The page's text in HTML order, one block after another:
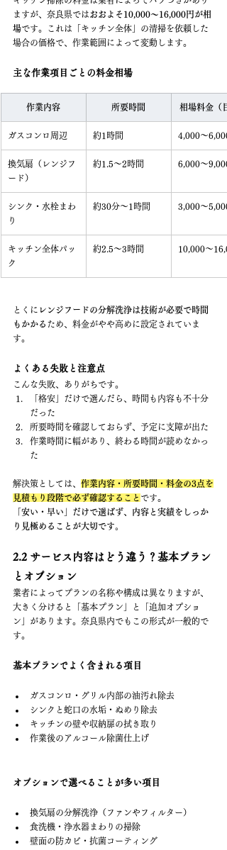
ますが、奈良県では おおよそ10,000〜16,000円が相
場です。これは「キッチン全体」の清掃を依頼した
場合の価格で、作業範囲によって変動します。
主な作業項目ごとの料金相場
作業内容 所要時間 相場料金（
ガスコンロ周辺 約1時間 4,000〜
換気扇（レンジフ
ード）
約1.5〜2時間 6,000〜
シンク・水栓まわ
り
約30分〜1時間 3,000〜
キッチン全体パッ
ク
約2.5〜3時間 10,000〜
とくに レンジフードの分解洗浄は技術が必要で時間
もかかる ため、料金がやや高めに設定されていま
す。
よくある失敗と注意点
こんな失敗、ありがちです。
「格安」だけで選んだら、時間も内容も不十分
だった
所要時間を確認しておらず、予定に支障が出た
作業時間に幅があり、終わる時間が読めなかっ
た
解決策としては、 作業内容・所要時間・料金の3点を
見積もり段階で必ず確認すること です。
「安い・早い」だけで選ばず、内容と実績をしっか
り見極めることが大切です。
2.2 サービス内容はどう違う？基本プラン
とオプション
業者によってプランの名称や構成は異なりますが、
大きく分けると「基本プラン」と「追加オプショ
ン」があります。奈良県内でもこの形式が一般的で
す。
基本プランでよく含まれる項目
ガスコンロ・グリル内部の油汚れ除去
シンクと蛇口の水垢・ぬめり除去
キッチンの壁や収納扉の拭き取り
作業後のアルコール除菌仕上げ
オプションで選べることが多い項目
換気扇の分解洗浄（ファンやフィルター）
食洗機・浄水器まわりの掃除
壁面の防カビ・抗菌コーティング